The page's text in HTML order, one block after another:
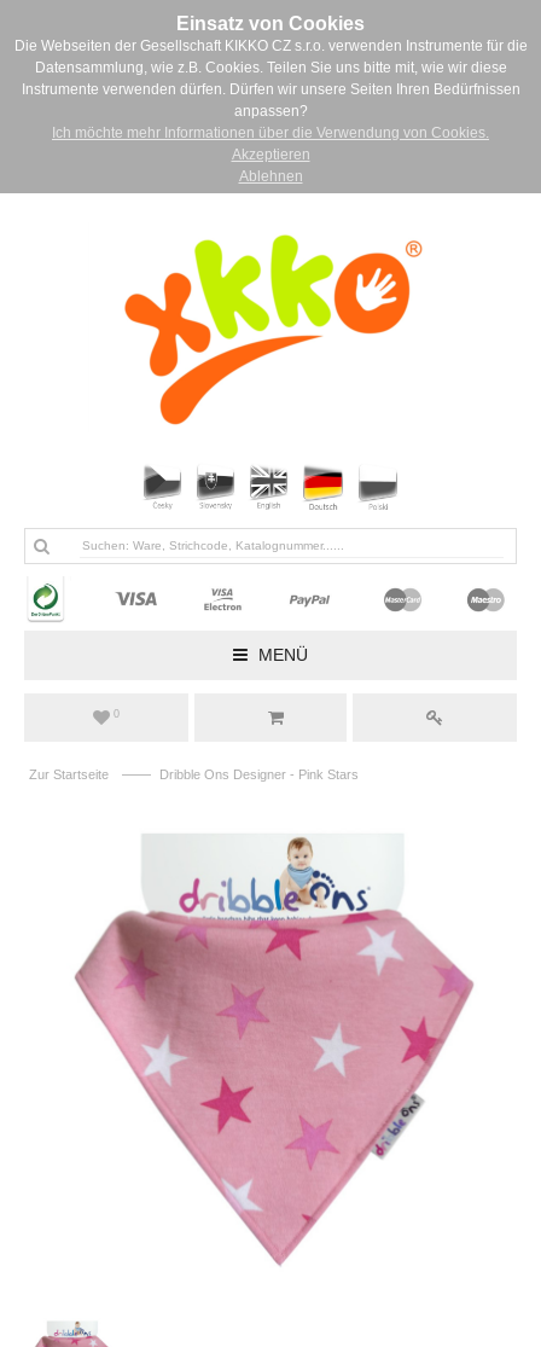
Einsatz von Cookies
Die Webseiten der Gesellschaft KIKKO CZ s.r.o. verwenden Instrumente für die
Datensammlung, wie z.B. Cookies. Teilen Sie uns bitte mit, wie wir diese
Instrumente verwenden dürfen. Dürfen wir unsere Seiten Ihren Bedürfnissen
anpassen?
Ich möchte mehr Informationen über die Verwendung von Cookies.
Akzeptieren
Ablehnen
MENÜ
0
Zur Startseite —— Dribble Ons Designer - Pink Stars